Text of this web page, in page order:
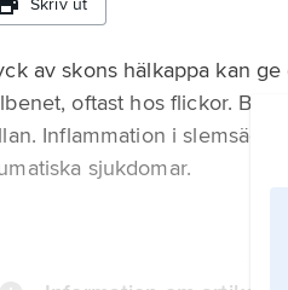
av skons hälkappa kan
oftast hos flickor.
Inflammation i
sjukdomar.